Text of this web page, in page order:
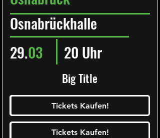
Osnabrückhalle
Big Title
29.03 20 Uhr
Tickets Kaufen!
Ticketalarm abonieren!
Tickets Kaufen!
Tickets Kaufen!
Tickets Kaufen!